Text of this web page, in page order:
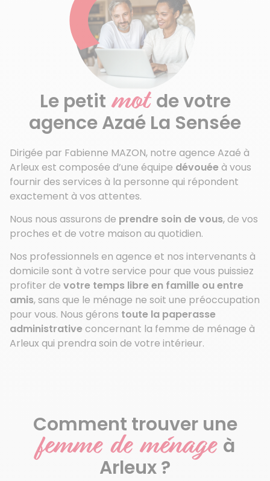
Le petit mot de votre
agence Azaé La Sensée
Dirigée par Fabienne MAZON, notre agence Azaé à
Arleux est composée d’une équipe dévouée à vous
fournir des services à la personne qui répondent
exactement à vos attentes.
Nous nous assurons de prendre soin de vous, de vos
proches et de votre maison au quotidien.
Nos professionnels en agence et nos intervenants à
domicile sont à votre service pour que vous puissiez
profiter de votre temps libre en famille ou entre
amis, sans que le ménage ne soit une préoccupation
pour vous. Nous gérons toute la paperasse
administrative concernant la femme de ménage à
Arleux qui prendra soin de votre intérieur.
Comment trouver une
femme de ménage à
Arleux ?